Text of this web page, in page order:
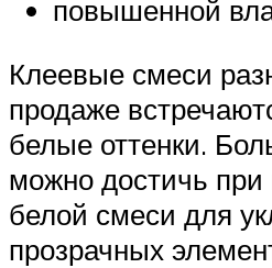
повышенной
Клеевые смеси
продаже
белые оттенки.
можно достичь при
белой смеси для
прозрачных